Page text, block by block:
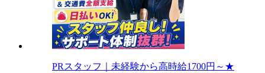
PRスタッフ｜未経験から高時給1700円～★